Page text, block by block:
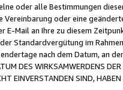
oder alle Bestimmungen
Vereinbarung oder eine
E-Mail an Ihre zu diesem
Standardvergütung im
nach dem Datum, an
DES WIRKSAMWERDENS
EINVERSTANDEN SIND,